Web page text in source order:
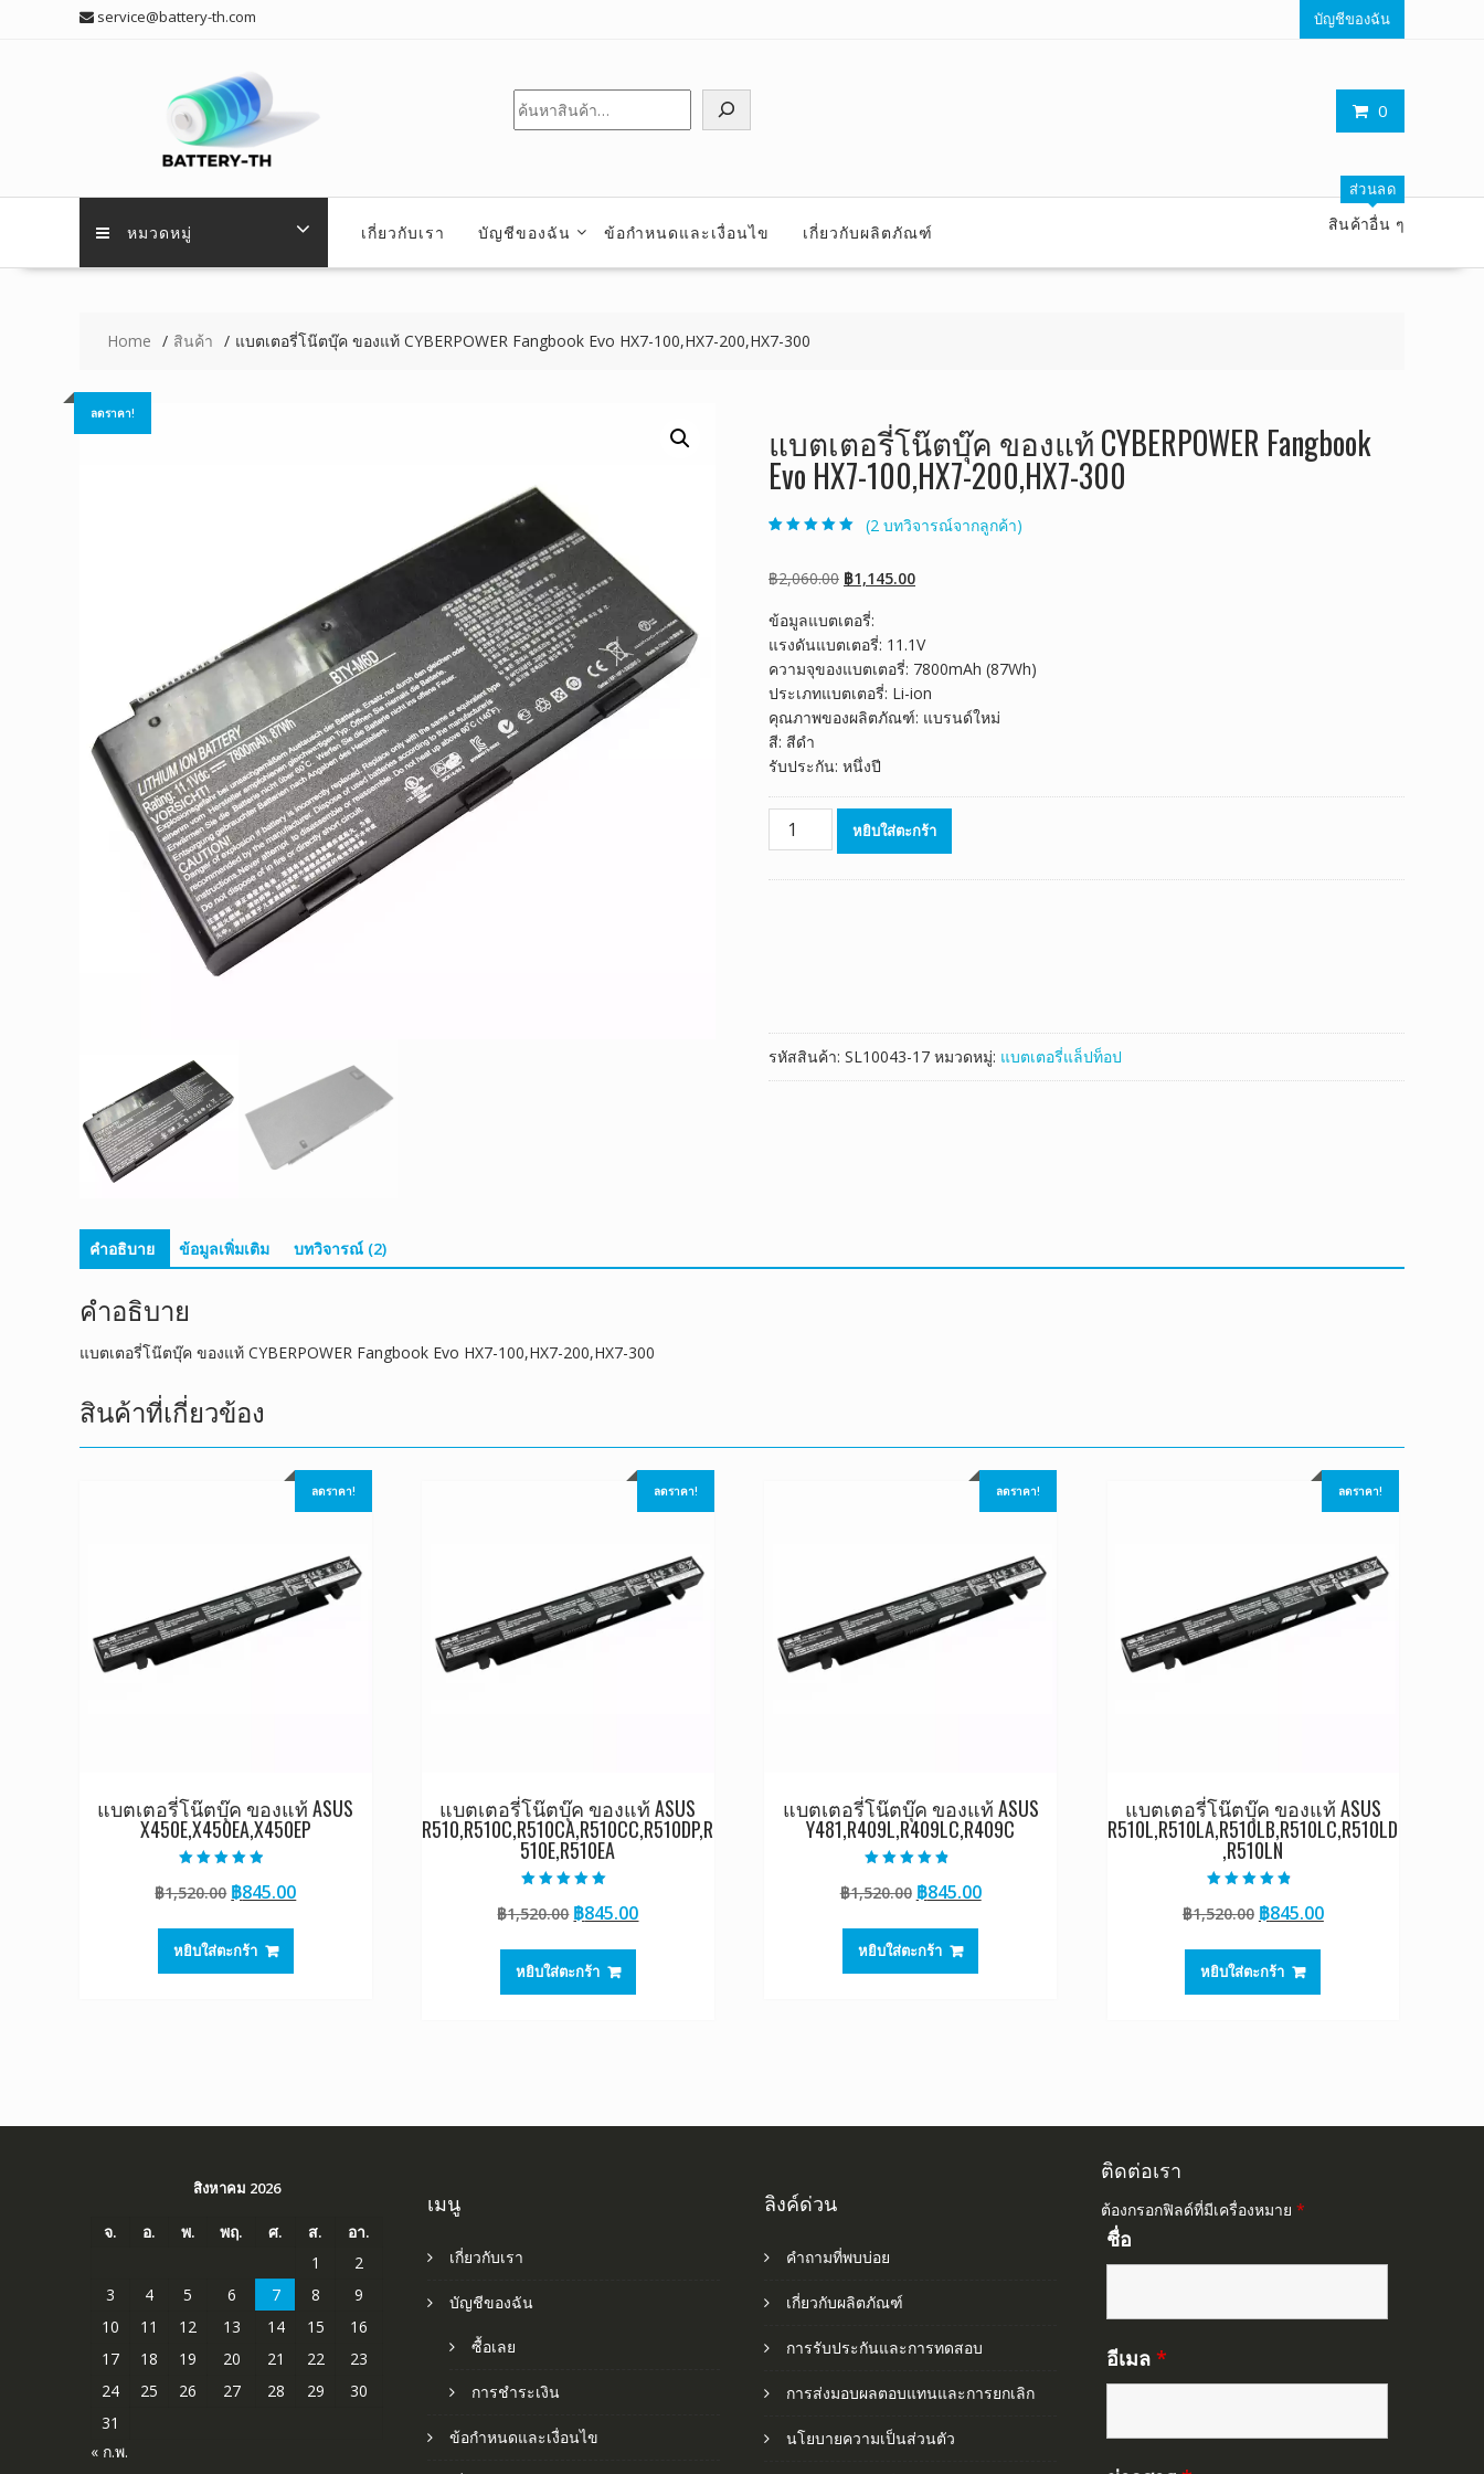
service@battery-th.com บัญชีของฉัน
0
ค้นหา
หมวดหมู่ เกี่ยวกับเรา บัญชีของฉัน ข้อกำหนดและเงื่อนไข เกี่ยวกับผลิตภัณฑ์
ส่วนลด
สินค้าอื่น ๆ
Home สินค้า แบตเตอรี่โน๊ตบุ๊ค ของแท้ CYBERPOWER Fangbook Evo HX7-100,HX7-200,HX7-300
ลดราคา!
แบตเตอรี่โน๊ตบุ๊ค ของแท้ CYBERPOWER Fangbook
Evo HX7-100,HX7-200,HX7-300
เต็มบน
การให้
คะแนนของ
(2 บทวิจารณ์จากลูกค้า)
฿2,060.00 Original
was:
฿2,060.00.
฿1,145.00Current
฿1,145.00.
ข้อมูลแบตเตอรี่:
แรงดันแบตเตอรี่: 11.1V
ความจุของแบตเตอรี่: 7800mAh (87Wh)
ประเภทแบตเตอรี่: Li-ion
คุณภาพของผลิตภัณฑ์: แบรนด์ใหม่
สี: สีดำ
รับประกัน: หนึ่งปี
จำนวน
แบตเตอรี่
HX7-
100,HX7-
200,HX7-
หยิบใส่ตะกร้า
รหัสสินค้า: SL10043-17 หมวดหมู่: แบตเตอรี่แล็ปท็อป
คำอธิบาย ข้อมูลเพิ่มเติม บทวิจารณ์ (2)
คำอธิบาย
แบตเตอรี่โน๊ตบุ๊ค ของแท้ CYBERPOWER Fangbook Evo HX7-100,HX7-200,HX7-300
สินค้าที่เกี่ยวข้อง
ลดราคา!
แบตเตอรี่โน๊ตบุ๊ค ของแท้ ASUS
X450E,X450EA,X450EP
4.50
ตั้งแต่ 1-5
฿1,520.00 Original
was:
฿1,520.00.
฿845.00Current
หยิบใส่ตะกร้า
ลดราคา!
แบตเตอรี่โน๊ตบุ๊ค ของแท้ ASUS
R510,R510C,R510CA,R510CC,R510DP,R
510E,R510EA
5.00
ตั้งแต่ 1-5
฿1,520.00 Original
was:
฿1,520.00.
฿845.00Current
หยิบใส่ตะกร้า
ลดราคา!
แบตเตอรี่โน๊ตบุ๊ค ของแท้ ASUS
Y481,R409L,R409LC,R409C
4.50
ตั้งแต่ 1-5
฿1,520.00 Original
was:
฿1,520.00.
฿845.00Current
หยิบใส่ตะกร้า
ลดราคา!
แบตเตอรี่โน๊ตบุ๊ค ของแท้ ASUS
R510L,R510LA,R510LB,R510LC,R510LD
,R510LN
4.50
ตั้งแต่ 1-5
฿1,520.00 Original
was:
฿1,520.00.
฿845.00Current
หยิบใส่ตะกร้า
สิงหาคม 2026
จ. อ. พ. พฤ. ศ. ส.
อา.
1
2
3
4 5 6 7 8
9
10
11 12 13 14 15
16
17
18 19 20 21 22
23
24
25 26 27 28 29
30
31
« ก.พ.
เมนู
เกี่ยวกับเรา
บัญชีของฉัน
ซื้อเลย
การชำระเงิน
ข้อกำหนดและเงื่อนไข
ลิงค์ด่วน
คำถามที่พบบ่อย
เกี่ยวกับผลิตภัณฑ์
การรับประกันและการทดสอบ
การส่งมอบผลตอบแทนและการยกเลิก
นโยบายความเป็นส่วนตัว
ติดต่อเรา
ต้องกรอกฟิลด์ที่มีเครื่องหมาย *
ชื่อ
อีเมล *